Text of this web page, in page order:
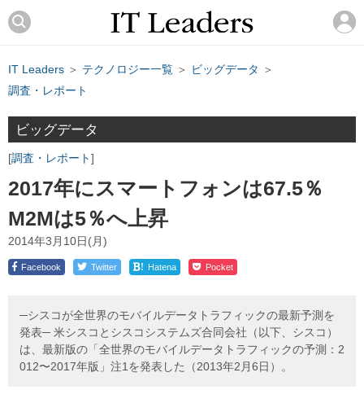
IT Leaders ＞ テクノロジー一覧 ＞ ビッグデータ ＞
調査・レポート
ビッグデータ
調査・レポート
2017年にスマートフォンは67.5％
M2Mは5％へ上昇
2014年3月10日(月)
Facebook Twitter ! Hatena Pocket
─シスコが全世界のモバイルデータトラフィックの最新予測を
発表─ 米シスコとシスコシステムズ合同会社（以下、シスコ）
は、最新版の「全世界のモバイルデータトラフィックの予測：2
012〜2017年版」注1を発表した（2013年2月6日）。